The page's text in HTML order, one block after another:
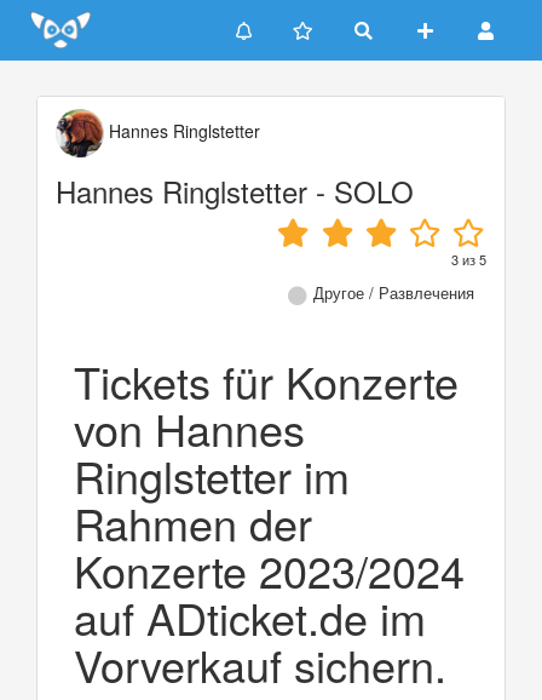
Update cookies preferences
Hannes Ringlstetter
Hannes Ringlstetter - SOLO
3из5
Другое / Развлечения
Tickets für Konzerte
von Hannes
Ringlstetter im
Rahmen der
Konzerte 2023/2024
auf ADticket.de im
Vorverkauf sichern.